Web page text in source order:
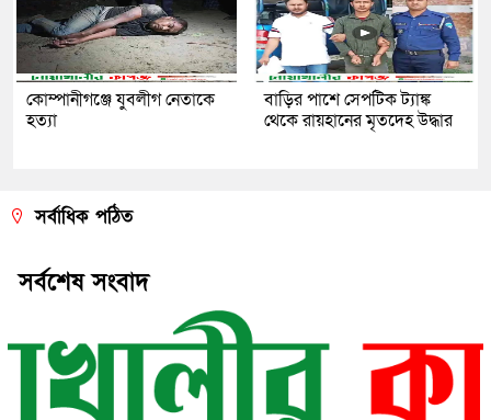
কোম্পানীগঞ্জে যুবলীগ নেতাকে
হত্যা
বাড়ির পাশে সেপটিক ট্যাঙ্ক
থেকে রায়হানের মৃতদেহ উদ্ধার
সর্বাধিক পঠিত
সর্বশেষ সংবাদ